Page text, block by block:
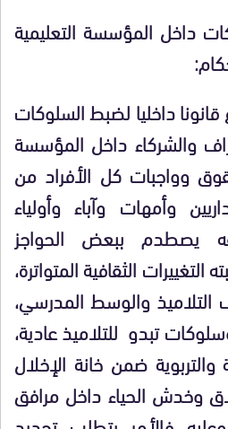
داخل المؤسسة التعليمية
داخليا لضبط السلوكات
والشركاء داخل المؤسسة
وواجبات كل الأفراد من
وأمهات وآباء وأولياء
يصطدم ببعض الحواجز
الثقافية المتواترة،
والوسط المدرسي،
تبدو للتلاميذ عادية،
والتربوية ضمن خانة الإخلال
وخدش الحياء داخل مرافق